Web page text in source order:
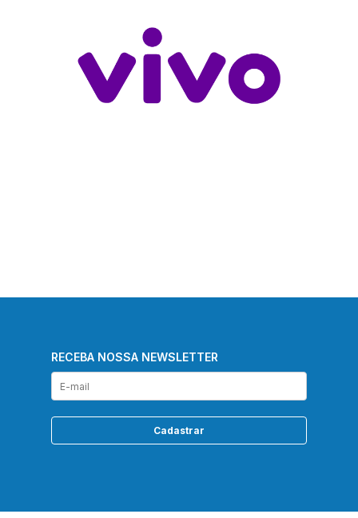
RECEBA NOSSA NEWSLETTER
Cadastrar